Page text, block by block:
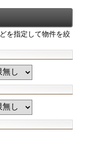
を指定して物件を絞